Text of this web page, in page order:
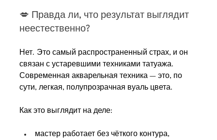
💋
Правда ли, что результат выглядит
неестественно?
Нет. Это самый распространенный страх, и он
связан с устаревшими техниками татуажа.
Современная акварельная техника — это, по
сути, легкая, полупрозрачная вуаль цвета.
Как это выглядит на деле:
мастер работает без чёткого контура,